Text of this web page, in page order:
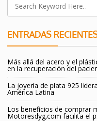
ENTRADAS
Más allá del acero y el
en la recuperación del
La joyería de plata 925
América Latina
Los beneficios de comprar
Motoresdyg.com facilita el